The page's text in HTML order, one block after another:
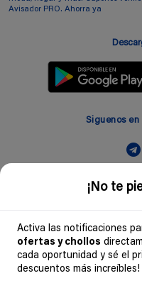
¡No te
Activa las notificaciones
ofertas y chollos
cada oportunidad y sé el
descuentos más increíbles!
Avisador PRO. Ahorra ya
Siguenos en
Comunidad